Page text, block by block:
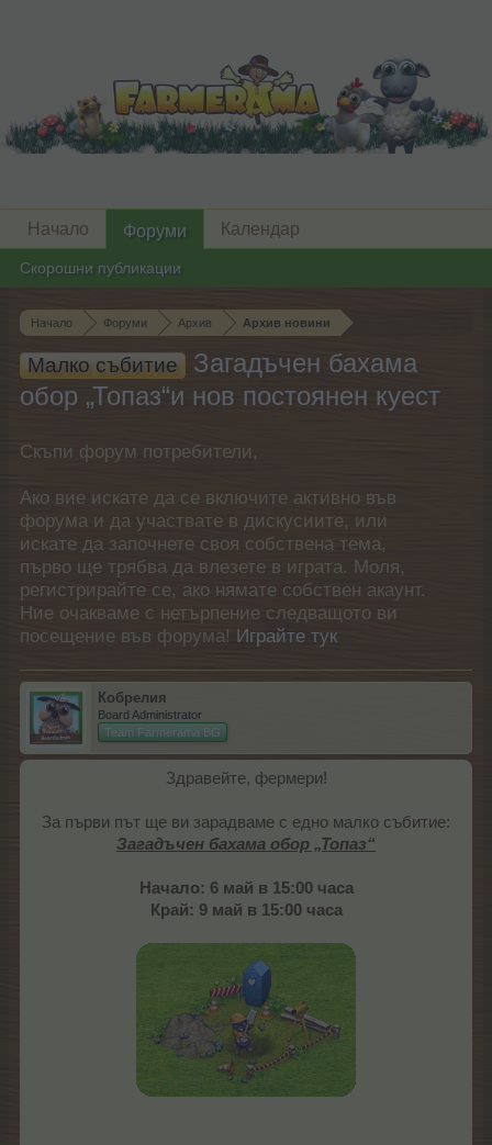
Начало Форуми Архив Архив новини
Малко събитие
Загадъчен бахама
обор „Топаз“и нов постоянен куест
Скъпи форум потребители,
Ако вие искате да се включите активно във
форума и да участвате в дискусиите, или
искате да започнете своя собствена тема,
първо ще трябва да влезете в играта. Моля,
регистрирайте се, ако нямате собствен акаунт.
Ние очакваме с нетърпение следващото ви
посещение във форума! Играйте тук
Кобрелия
Board Administrator
Team Farmerama BG
Здравейте, фермери!
За първи път ще ви зарадваме с едно малко събитие:
Загадъчен бахама обор „Топаз“
Начало: 6 май в 15:00 часа
Край: 9 май в 15:00 часа
Начало Форуми
Скорошни публикации
Календар